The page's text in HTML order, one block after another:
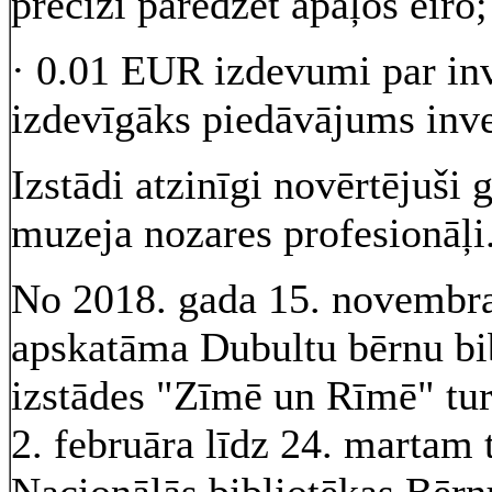
· 0.01 EUR izdevumi par
izdevīgāks piedāvājums
Izstādi atzinīgi novērtējuši
muzeja nozares
No 2018. gada 15.
apskatāma Dubultu bērnu
izstādes "Zīmē un Rīmē"
2. februāra līdz 24. martam